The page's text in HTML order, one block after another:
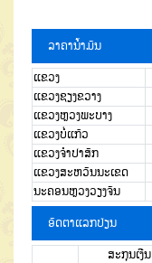
ລາຄານໍ້າມັນ
ແຂວງ
ແຂວງຊຽງຂວາງ
ແຂວງຫຼວງພະບາງ
ແຂວງບໍ່ແກ້ວ
ແຂວງຈໍາປາສັກ
ແຂວງສະຫວັນນະເຂດ
ນະຄອນຫຼວງວຽງຈັນ
ອັດຕາແລກປ່ຽນ
ສະກຸນເງີນ